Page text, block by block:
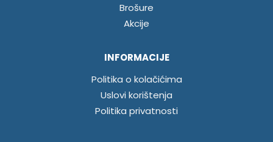
Brošure
Akcije
INFORMACIJE
Politika o kolačićima
Uslovi korištenja
Politika privatnosti